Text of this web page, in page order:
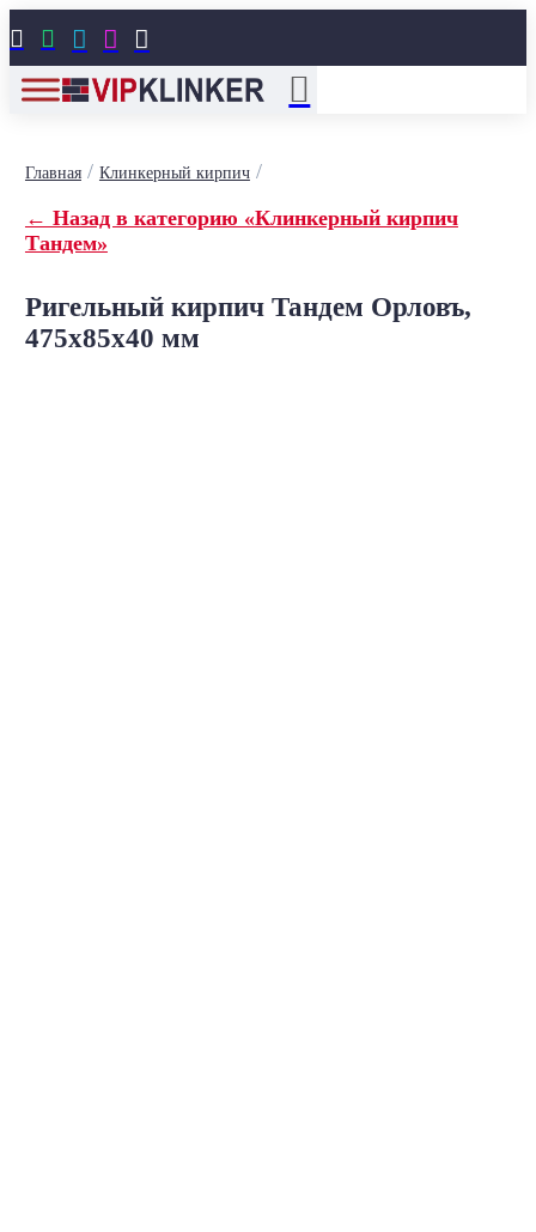
    
Главная/ Клинкерный кирпич/
← Назад в категорию «Клинкерный кирпич
Тандем»
Ригельный кирпич Тандем Орловъ,
475x85x40 мм